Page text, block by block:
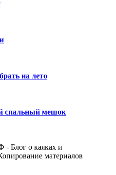
на лето
спальный мешок
- Блог о каяках и
материалов